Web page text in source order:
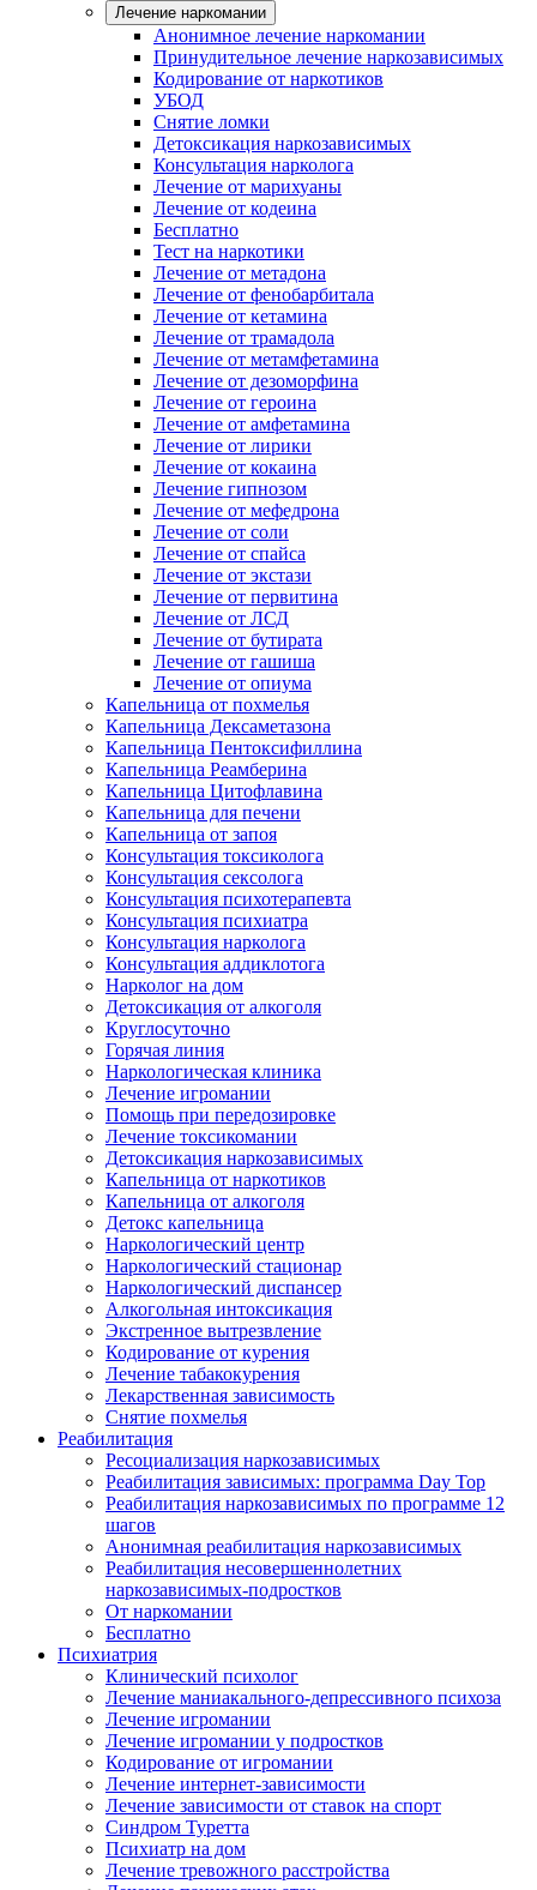
Лечение наркомании
Анонимное лечение наркомании
Принудительное лечение наркозависимых
Кодирование от наркотиков
УБОД
Снятие ломки
Детоксикация наркозависимых
Консультация нарколога
Лечение от марихуаны
Лечение от кодеина
Бесплатно
Тест на наркотики
Лечение от метадона
Лечение от фенобарбитала
Лечение от кетамина
Лечение от трамадола
Лечение от метамфетамина
Лечение от дезоморфина
Лечение от героина
Лечение от амфетамина
Лечение от лирики
Лечение от кокаина
Лечение гипнозом
Лечение от мефедрона
Лечение от соли
Лечение от спайса
Лечение от экстази
Лечение от первитина
Лечение от ЛСД
Лечение от бутирата
Лечение от гашиша
Лечение от опиума
Капельница от похмелья
Капельница Дексаметазона
Капельница Пентоксифиллина
Капельница Реамберина
Капельница Цитофлавина
Капельница для печени
Капельница от запоя
Консультация токсиколога
Консультация сексолога
Консультация психотерапевта
Консультация психиатра
Консультация нарколога
Консультация аддиклотога
Нарколог на дом
Детоксикация от алкоголя
Круглосуточно
Горячая линия
Наркологическая клиника
Лечение игромании
Помощь при передозировке
Лечение токсикомании
Детоксикация наркозависимых
Капельница от наркотиков
Капельница от алкоголя
Детокс капельница
Наркологический центр
Наркологический стационар
Наркологический диспансер
Алкогольная интоксикация
Экстренное вытрезвление
Кодирование от курения
Лечение табакокурения
Лекарственная зависимость
Снятие похмелья
Реабилитация
Ресоциализация наркозависимых
Реабилитация зависимых: программа Day Top
Реабилитация наркозависимых по программе 12
шагов
Анонимная реабилитация наркозависимых
Реабилитация несовершеннолетних
наркозависимых-подростков
От наркомании
Бесплатно
Психиатрия
Клинический психолог
Лечение маниакального-депрессивного психоза
Лечение игромании
Лечение игромании у подростков
Кодирование от игромании
Лечение интернет-зависимости
Лечение зависимости от ставок на спорт
Синдром Туретта
Психиатр на дом
Лечение тревожного расстройства